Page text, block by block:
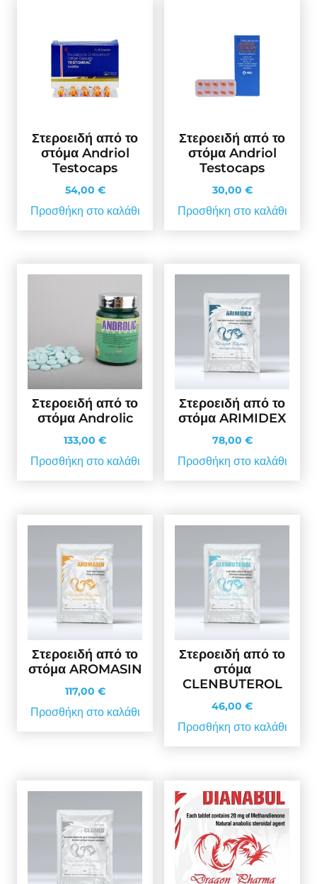
Στεροειδή από το
στόμα Andriol
Testocaps
54,00 €
Προσθήκη στο καλάθι
Στεροειδή από το
στόμα Andriol
Testocaps
30,00 €
Προσθήκη στο καλάθι
Στεροειδή από το
στόμα Androlic
133,00 €
Προσθήκη στο καλάθι
Στεροειδή από το
στόμα ARIMIDEX
78,00 €
Προσθήκη στο καλάθι
Στεροειδή από το
στόμα AROMASIN
117,00 €
Προσθήκη στο καλάθι
Στεροειδή από το
στόμα
CLENBUTEROL
46,00 €
Προσθήκη στο καλάθι